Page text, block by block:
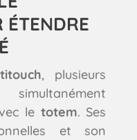
ÉTENDRE
, plusieurs
le totem. Ses
et son